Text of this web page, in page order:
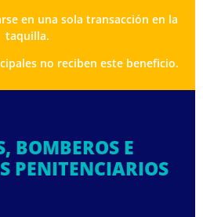
en una sola transacción en la
taquilla.
no reciben este beneficio.
BOMBEROS E
PENITENCIARIOS